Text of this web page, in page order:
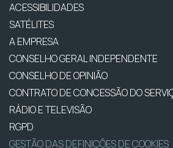
ACESSIBILIDADES
SATÉLITES
A EMPRESA
CONSELHO GERAL INDEPENDENTE
CONSELHO DE OPINIÃO
CONTRATO DE CONCESSÃO DO
RÁDIO E TELEVISÃO
RGPD
GESTÃO DAS DEFINIÇÕES DE COOKIES